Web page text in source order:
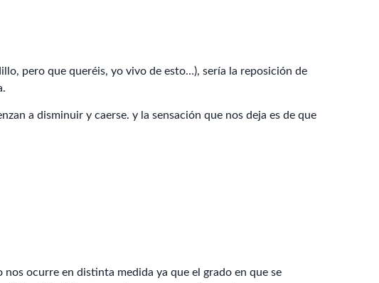
pero que queréis, yo vivo de esto…), sería la reposición de
a disminuir y caerse. y la sensación que nos deja es de que
ocurre en distinta medida ya que el grado en que se